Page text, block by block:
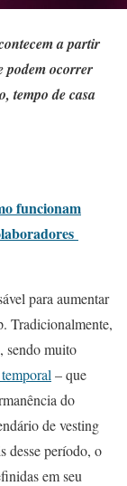
a partir
podem ocorrer
tempo de casa
funcionam
para aumentar
Tradicionalmente,
sendo muito
– que
do
de vesting
desse período, o
em seu